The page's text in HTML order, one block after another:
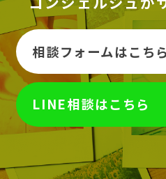
相談フォームはこちら
LINE相談はこちら